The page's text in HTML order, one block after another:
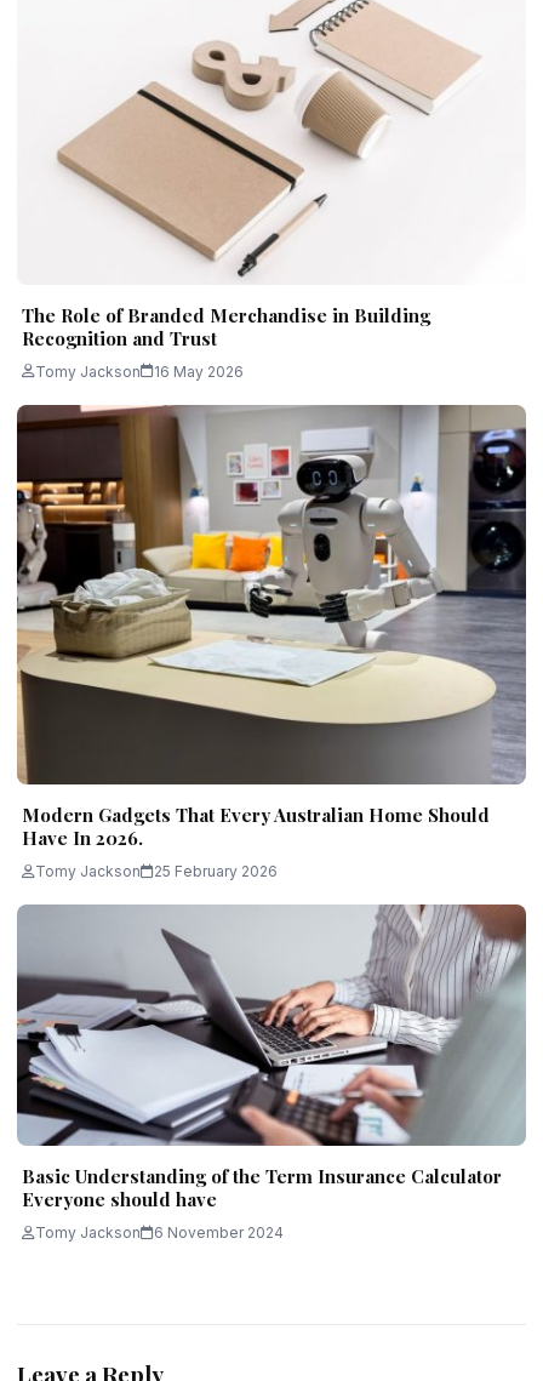
The Role of Branded Merchandise in Building
Recognition and Trust
Tomy Jackson 16 May 2026
Modern Gadgets That Every Australian Home Should
Have In 2026.
Tomy Jackson 25 February 2026
Basic Understanding of the Term Insurance Calculator
Everyone should have
Tomy Jackson 6 November 2024
Leave a Reply